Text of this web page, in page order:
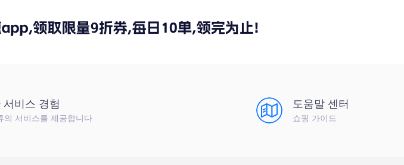
서비스 경험
의 서비스를 제공합니다
도움말 센터
쇼핑 가이드